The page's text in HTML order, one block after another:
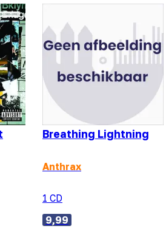
Breathing Lightning
Anthrax
1 CD
9,99